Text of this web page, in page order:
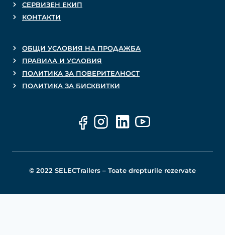
СЕРВИЗЕН ЕКИП
КОНТАКТИ
ОБЩИ УСЛОВИЯ НА ПРОДАЖБА
ПРАВИЛА И УСЛОВИЯ
ПОЛИТИКА ЗА ПОВЕРИТЕЛНОСТ
ПОЛИТИКА ЗА БИСКВИТКИ
© 2022 SELECTrailers – Toate drepturile rezervate